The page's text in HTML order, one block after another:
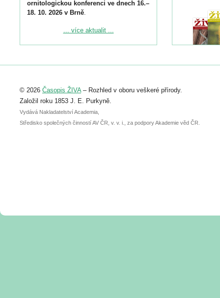
ornitologickou konferenci ve dnech 16.–
18. 10. 2026 v Brně.
Podrobnější informace ke konferenci
Registrovat se můžete do 6. září.
abstraktu přihlášené přednášky nebo
posteru je už 30. června.
... více aktualit ...
© 2026 Časopis ŽIVA– Rozhled v oboru veškeré přírody.
Založil roku 1853 J. E. Purkyně.
Vydává Nakladatelství Academia,
Středisko společných činností AV ČR, v. v. i., za podpory Akademie věd ČR.